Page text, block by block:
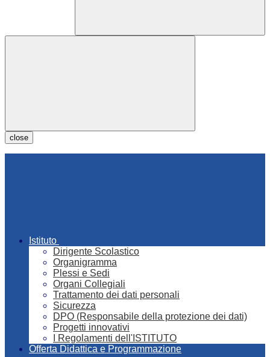
close
Istituto
Dirigente Scolastico
Organigramma
Plessi e Sedi
Organi Collegiali
Trattamento dei dati personali
Sicurezza
DPO (Responsabile della protezione dei dati)
Progetti innovativi
I Regolamenti dell'ISTITUTO
Offerta Didattica e Programmazione